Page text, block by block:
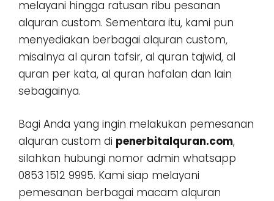
melayani hingga ratusan ribu pesanan
alquran custom. Sementara itu, kami pun
menyediakan berbagai alquran custom,
misalnya al quran tafsir, al quran tajwid, al
quran per kata, al quran hafalan dan lain
sebagainya.
Bagi Anda yang ingin melakukan pemesanan
alquran custom di penerbitalquran.com,
silahkan hubungi nomor admin whatsapp
0853 1512 9995. Kami siap melayani
pemesanan berbagai macam alquran